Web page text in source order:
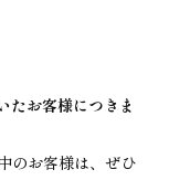
お客様につきま
のお客様は、ぜひ